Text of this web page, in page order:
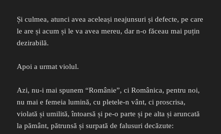
Și culmea, atunci avea aceleași neajunsuri și defecte, pe care
le are și acum și le va avea mereu, dar n-o făceau mai puțin
dezirabilă.
Apoi a urmat violul.
Azi, nu-i mai spunem “Românie”, ci Românica, pentru noi,
nu mai e femeia lumină, cu pletele-n vânt, ci proscrisa,
violată și umilită, întoarsă și pe-o parte și pe alta și aruncată
la pământ, pătrunsă și surpată de falusuri decăzute: